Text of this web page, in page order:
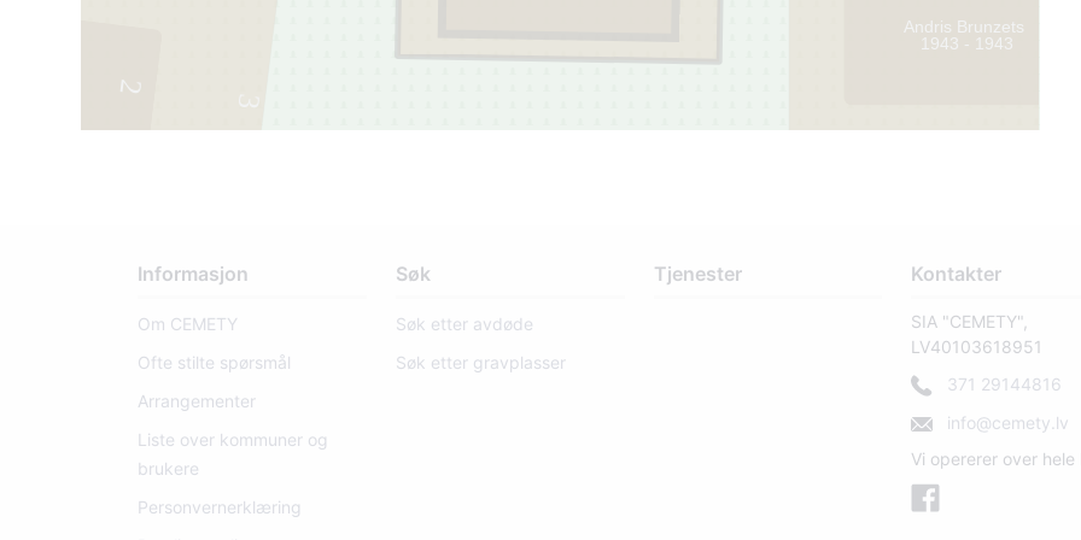
3
2
Andris Brunzets
1943 - 1943
Informasjon
Om CEMETY
Ofte stilte spørsmål
Arrangementer
Liste over kommuner og
brukere
Personvernerklæring
Søk
Søk etter avdøde
Søk etter gravplasser
Tjenester Kontakter
SIA "CEMETY",
LV40103618951
371 29144816
info@cemety.lv
Vi opererer over hele